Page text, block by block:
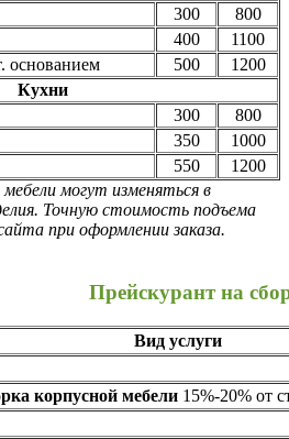
300
800
400
1100
основанием
500
1200
Кухни
300
800
350
1000
550
1200
могут изменяться в
Точную стоимость подъема
при оформлении заказа.
Прейскурант на
Вид услуги
корпусной мебели15%-20% от